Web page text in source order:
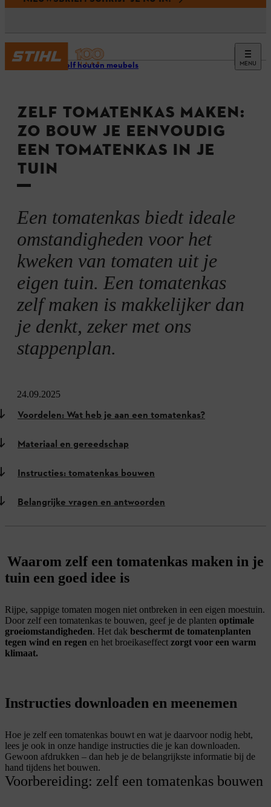
MENU
Bouw zelf houten meubels
ZELF TOMATENKAS MAKEN:
ZO BOUW JE EENVOUDIG
EEN TOMATENKAS IN JE
TUIN
Een tomatenkas biedt ideale
omstandigheden voor het
kweken van tomaten uit je
eigen tuin. Een tomatenkas
zelf maken is makkelijker dan
je denkt, zeker met ons
stappenplan.
24.09.2025
Voordelen: Wat heb je aan een tomatenkas?
Materiaal en gereedschap
Instructies: tomatenkas bouwen
Belangrijke vragen en antwoorden
Waarom zelf een tomatenkas maken in je
tuin een goed idee is
Rijpe, sappige tomaten mogen niet ontbreken in een eigen moestuin.
Door zelf een tomatenkas te bouwen, geef je de planten optimale
groeiomstandigheden. Het dak beschermt de tomatenplanten
tegen wind en regen en het broeikaseffect zorgt voor een warm
klimaat.
Instructies downloaden en meenemen
Hoe je zelf een tomatenkas bouwt en wat je daarvoor nodig hebt,
lees je ook in onze handige instructies die je kan downloaden.
Gewoon afdrukken – dan heb je de belangrijkste informatie bij de
hand tijdens het bouwen.
Voorbereiding: zelf een tomatenkas bouwen